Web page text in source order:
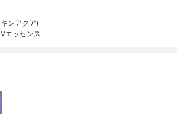
ンアクア)
エッセンス